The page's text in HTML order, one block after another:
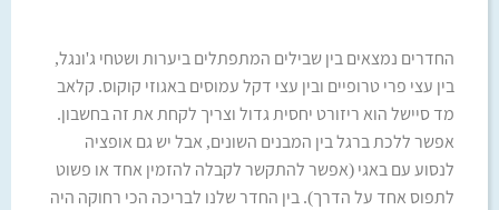
החדרים נמצאים בין שבילים המתפתלים ביערות ושטחי ג'ונגל,
בין עצי פרי טרופיים ובין עצי דקל עמוסים באגוזי קוקוס. קלאב
מד סיישל הוא ריזורט יחסית גדול וצריך לקחת את זה בחשבון.
אפשר ללכת ברגל בין המבנים השונים, אבל יש גם אופציה
לנסוע עם באגי (אפשר להתקשר לקבלה להזמין אחד או פשוט
לתפוס אחד על הדרך). בין החדר שלנו לבריכה הכי רחוקה היה